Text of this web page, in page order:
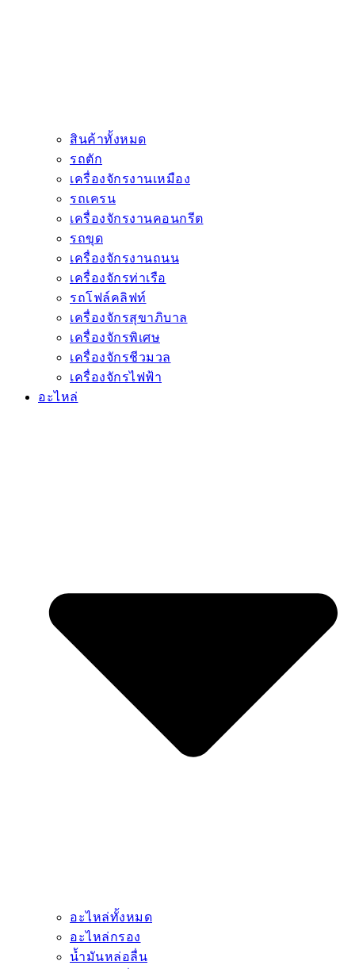
สินค้าทั้งหมด
รถตัก
เครื่องจักรงานเหมือง
รถเครน
เครื่องจักรงานคอนกรีต
รถขุด
เครื่องจักรงานถนน
เครื่องจักรท่าเรือ
รถโฟล์คลิฟท์
เครื่องจักรสุขาภิบาล
เครื่องจักรพิเศษ
เครื่องจักรชีวมวล
เครื่องจักรไฟฟ้า
อะไหล่
อะไหล่ทั้งหมด
อะไหล่กรอง
น้ำมันหล่อลื่น